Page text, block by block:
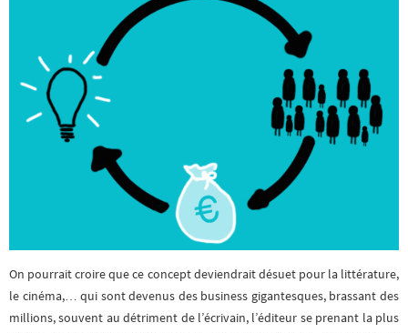
On pourrait croire que ce concept deviendrait désuet pour la littérature,
le cinéma,… qui sont devenus des business gigantesques, brassant des
millions, souvent au détriment de l’écrivain, l’éditeur se prenant la plus